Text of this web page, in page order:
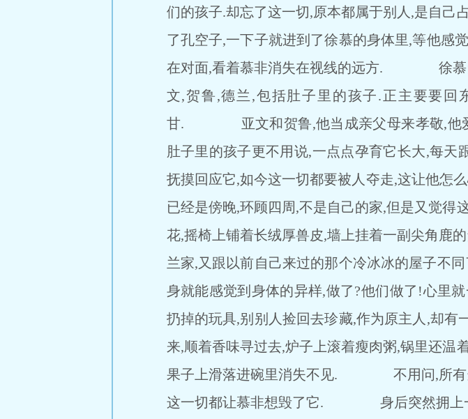
们的孩子.却忘了这一切,原本都属于别人,是
了孔空子,一下子就进到了徐慕的身体里,等他感
在对面,看着慕非消失在视线的远方. 徐慕无
文,贺鲁,德兰,包括肚子里的孩子.正主要要回
甘. 亚文和贺鲁,他当成亲父母来孝敬,他爱
肚子里的孩子更不用说,一点点孕育它长大,每
抚摸回应它,如今这一切都要被人夺走,这让
已经是傍晚,环顾四周,不是自己的家,但是又觉得
花,摇椅上铺着长绒厚兽皮,墙上挂着一副尖角鹿
兰家,又跟以前自己来过的那个冷冰冰的屋
身就能感觉到身体的异样,做了?他们做了!心里
扔掉的玩具,别别人捡回去珍藏,作为原主人,
来,顺着香味寻过去,炉子上滚着瘦肉粥,锅里还温
果子上滑落进碗里消失不见. 不用问,所有这
这一切都让慕非想毁了它. 身后突然拥上一